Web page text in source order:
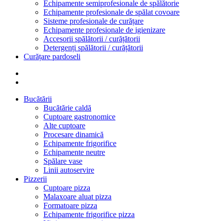
Echipamente semiprofesionale de spălătorie
Echipamente profesionale de spălat covoare
Sisteme profesionale de curățare
Echipamente profesionale de igienizare
Accesorii spălătorii / curățătorii
Detergenți spălătorii / curățătorii
Curățare pardoseli
Bucătării
Bucătărie caldă
Cuptoare gastronomice
Alte cuptoare
Procesare dinamică
Echipamente frigorifice
Echipamente neutre
Spălare vase
Linii autoservire
Pizzerii
Cuptoare pizza
Malaxoare aluat pizza
Formatoare pizza
Echipamente frigorifice pizza